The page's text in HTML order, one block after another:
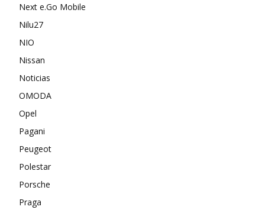
Next e.Go Mobile
Nilu27
NIO
Nissan
Noticias
OMODA
Opel
Pagani
Peugeot
Polestar
Porsche
Praga